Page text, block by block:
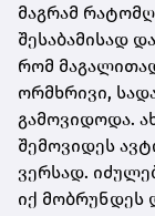
მაგრამ
შესაბამისად
რომ
ორმხრივი,
გამოვიდოდა.
შემოვიდეს
ვერსად.
იქ მობრუნდეს